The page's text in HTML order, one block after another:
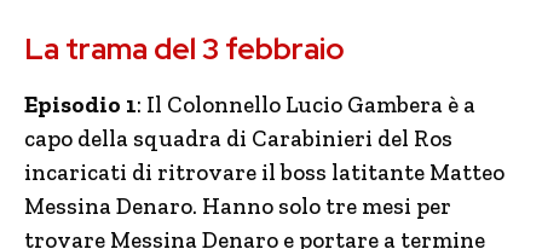
La trama del 3 febbraio
Episodio 1: Il Colonnello Lucio Gambera è a
capo della squadra di Carabinieri del Ros
incaricati di ritrovare il boss latitante Matteo
Messina Denaro. Hanno solo tre mesi per
trovare Messina Denaro e portare a termine